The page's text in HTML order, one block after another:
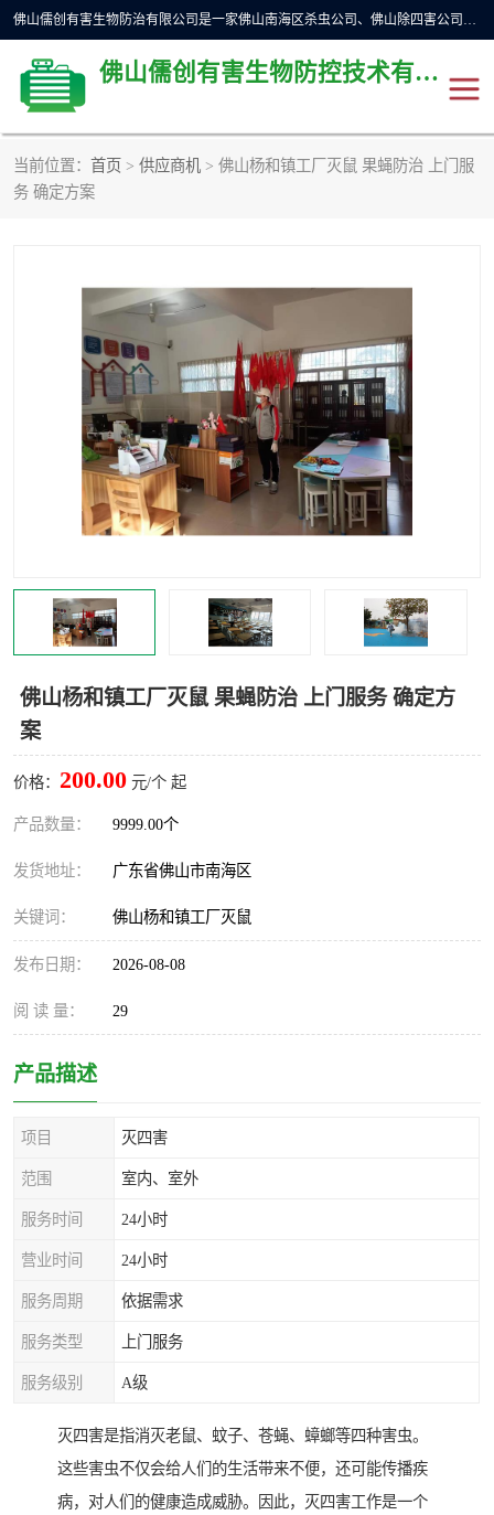
佛山儒创有害生物防治有限公司是一家佛山南海区杀虫公司、佛山除四害公司、佛山灭白蚁公司、佛山白蚁防治公司，让您远离虫害困扰。要问佛山白蚁防治哪家好？佛山儒创有害生物防治有限公司全佛山、广州，正规公司，上门勘查，可靠，售后有保障。
佛山儒创有害生物防控技术有限公司
当前位置： 首页 > 供应商机 > 佛山杨和镇工厂灭鼠 果蝇防治 上门服
务 确定方案
佛山杨和镇工厂灭鼠 果蝇防治 上门服务 确定方
案
价格： 200.00 元/个 起
产品数量： 9999.00个
发货地址： 广东省佛山市南海区
关键词： 佛山杨和镇工厂灭鼠
发布日期： 2026-08-08
阅 读 量： 29
产品描述
项目 灭四害
范围 室内、室外
服务时间 24小时
营业时间 24小时
服务周期 依据需求
服务类型 上门服务
服务级别 A级
灭四害是指消灭老鼠、蚊子、苍蝇、蟑螂等四种害虫。
这些害虫不仅会给人们的生活带来不便，还可能传播疾
病，对人们的健康造成威胁。因此，灭四害工作是一个
除四害公司
佛山灭白蚁公司 佛山杀虫公司
佛山除四害公司 灭鼠
灭蜱虫 消杀
灭苍蝇 灭跳蚤
灭蚊虫 灭蟑螂
害虫防治 灭杀害虫